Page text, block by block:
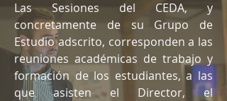
Las Sesiones del CEDA, y
concretamente de su Grupo de
Estudio adscrito, corresponden a las
reuniones académicas de trabajo y
formación de los estudiantes, a las
que asisten el Director, el